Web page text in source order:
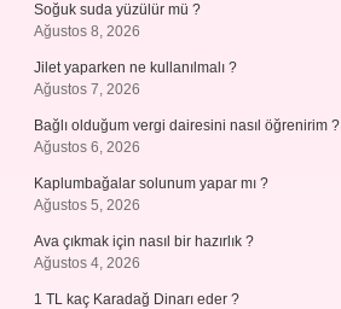
Soğuk suda yüzülür mü ?
Ağustos 8, 2026
Jilet yaparken ne kullanılmalı ?
Ağustos 7, 2026
Bağlı olduğum vergi dairesini nasıl öğrenirim ?
Ağustos 6, 2026
Kaplumbağalar solunum yapar mı ?
Ağustos 5, 2026
Ava çıkmak için nasıl bir hazırlık ?
Ağustos 4, 2026
1 TL kaç Karadağ Dinarı eder ?